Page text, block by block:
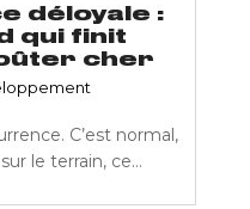
déloyale :
qui finit
cher
C’est normal,
le terrain, ce...